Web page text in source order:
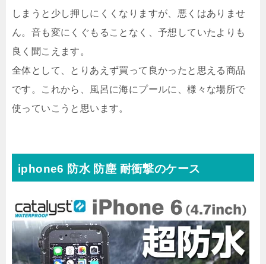
しまうと少し押しにくくなりますが、悪くはありませ
ん。音も変にくぐもることなく、予想していたよりも
良く聞こえます。
全体として、とりあえず買って良かったと思える商品
です。これから、風呂に海にプールに、様々な場所で
使っていこうと思います。
iphone6 防水 防塵 耐衝撃のケース